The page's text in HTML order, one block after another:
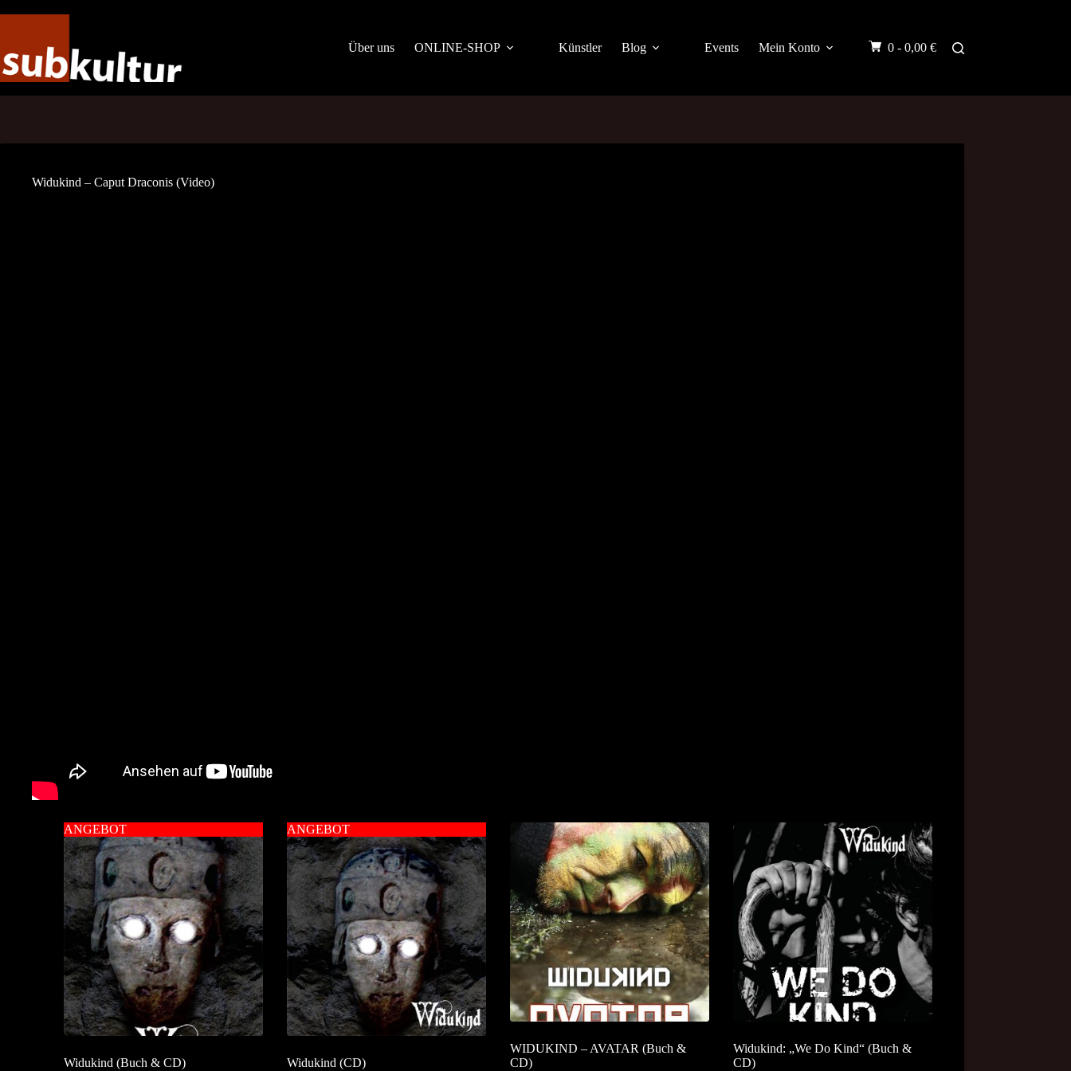
Über uns
ONLINE-SHOP Künstler Blog Events Mein Konto 0 - 0,00 €
Widukind – Caput Draconis (Video)
ANGEBOT
Widukind (Buch & CD)
ANGEBOT
Widukind (CD)
WIDUKIND – AVATAR (Buch &
CD)
Widukind: „We Do Kind“ (Buch &
CD)